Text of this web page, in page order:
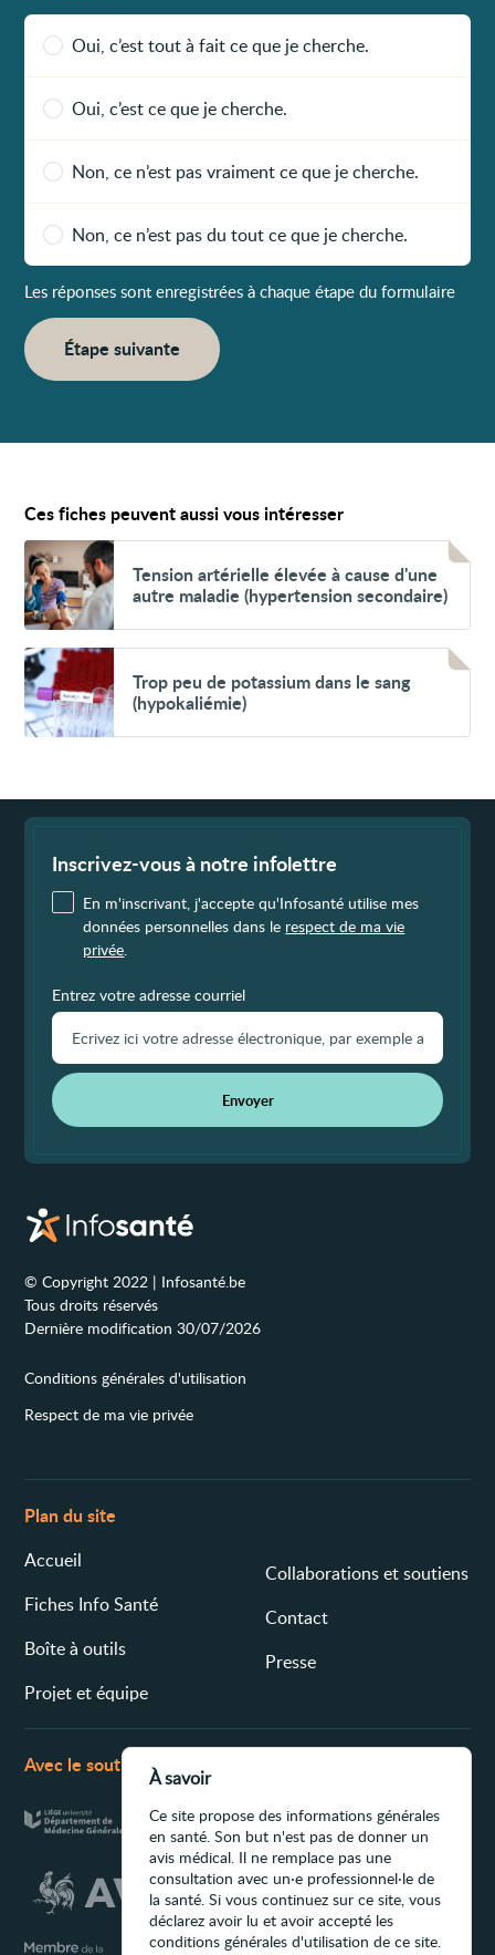
Oui, c’est tout à fait ce que je cherche.
Oui, c’est ce que je cherche.
Non, ce n’est pas vraiment ce que je cherche.
Non, ce n’est pas du tout ce que je cherche.
Les réponses sont enregistrées à chaque étape du formulaire
Étape suivante
Ces fiches peuvent aussi vous intéresser
Voir
Tension
artérielle
élevée
à
d'une
autre
maladie
(hypertension
secondaire)
Tension artérielle élevée à cause d'une
autre maladie (hypertension secondaire)
Voir
Trop
peu
de
potassium
(hypokaliémie)
Trop peu de potassium dans le sang
(hypokaliémie)
Inscrivez-vous à notre infolettre
En m'inscrivant, j'accepte qu'Infosanté utilise mes
données personnelles dans le respect de ma vie
privée
Entrez votre adresse courriel
Envoyer
© Copyright 2022 | Infosanté.be
Tous droits réservés
Dernière modification 30/07/2026
Conditions générales d'utilisation
Respect de ma vie privée
Plan du site
Accueil
Fiches Info Santé
Boîte à outils
Projet et équipe
Collaborations et soutiens
Contact
Presse
Avec le soutien de
À savoir
Ce site propose des informations générales
en santé. Son but n'est pas de donner un
avis médical. Il ne remplace pas une
consultation avec un·e professionnel·le de
la santé. Si vous continuez sur ce site, vous
déclarez avoir lu et avoir accepté les
conditions générales d'utilisation de ce site.